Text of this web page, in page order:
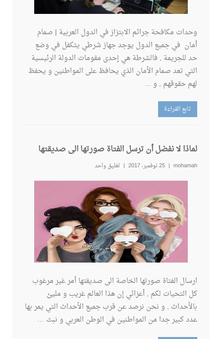
وحدات مكافحة جرائم الابتزاز في الدول العربية | صمام
أمان في جميع الدول يوجد جهاز شرطي يتكفل في وضع
حد للجريمة , فالشرطة هي إحدى مقومات الدولة الرئيسية
التي تعد صمام الأمان الذي يحافظ على المواطنين و يحفظ
لهم حقوقهم , و …
تابع القراءة
لماذا لا نفضل أن ترسل الفتاة صورتها الى صديقتها
mohamah 25 نوفمبر، 2017 تعليق واحد
ارسال الفتاة صورتها الخاصة الى صديقتها أمر غير مرغوب
كل التحيات لكم , أعزائي إن هذا العالم غريب و مليئ
بالأحداث , و نحن نرصد عن قرب جميع الأحداث التي يمر بها
عدد كبير جدا من المواطنين في الوطن العربي و نبث …